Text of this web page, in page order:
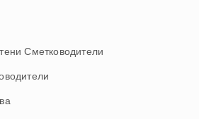
Сметководители